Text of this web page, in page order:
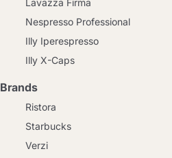
Lavazza Firma
Nespresso Professional
Illy Iperespresso
Illy X-Caps
Brands
Ristora
Starbucks
Verzi